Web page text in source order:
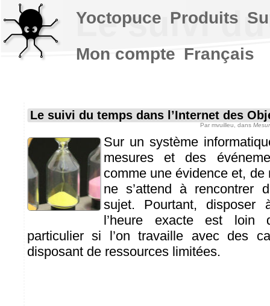
Le suivi
Le suivi du temps dans l’Internet des
Par mvuilleu , dans
Sur un système
mesures et des
comme une évidence et, de
ne s’attend à rencontrer
sujet. Pourtant, disposer
l’heure exacte est loin
particulier si l’on travaille avec des
disposant de ressources limitées.
Yoctopuce Produits
Mon compte Français